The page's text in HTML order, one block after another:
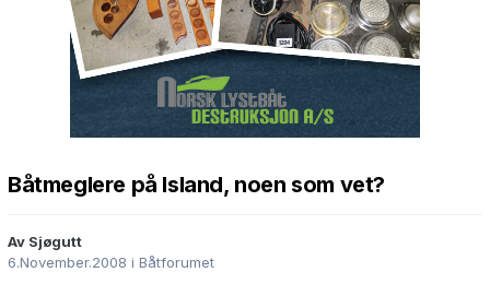
Båtmeglere på Island, noen som vet?
Av Sjøgutt
6.November.2008 i Båtforumet